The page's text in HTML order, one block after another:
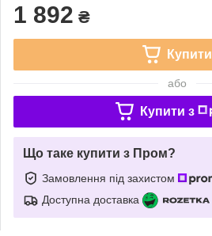
1 892 ₴
Купити
або
Купити з
Що таке купити з Пром?
Замовлення під захистом
Доступна доставка